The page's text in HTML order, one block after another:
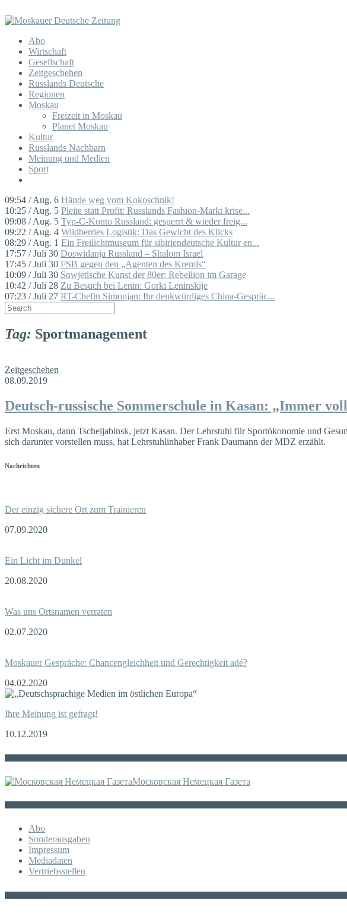
Abo
Wirtschaft
Gesellschaft
Zeitgeschehen
Russlands Deutsche
Regionen
Moskau
Freizeit in Moskau
Planet Moskau
Kultur
Russlands Nachbarn
Meinung und Medien
Sport
09:54 / Aug. 6 Hände weg vom Kokoschnik!
10:25 / Aug. 5 Pleite statt Profit: Russlands Fashion-Markt krise...
09:08 / Aug. 5 Typ-C-Konto Russland: gesperrt & wieder freig...
09:22 / Aug. 4 Wildberries Logistik: Das Gewicht des Klicks
08:29 / Aug. 1 Ein Freilichtmuseum für sibiriendeutsche Kultur en...
17:57 / Juli 30 Doswidanja Russland – Shalom Israel
17:45 / Juli 30 FSB gegen den „Agenten des Kremls“
10:09 / Juli 30 Sowjetische Kunst der 80er: Rebellion im Garage
10:42 / Juli 28 Zu Besuch bei Lenin: Gorki Leninskije
07:23 / Juli 27 RT-Chefin Simonjan: Ihr denkwürdiges China-Gespräc...
Tag: Sportmanagement
Zeitgeschehen
08.09.2019
Deutsch-russische Sommerschule in Kasan: „Immer
Erst Moskau, dann Tscheljabinsk, jetzt Kasan. Der Lehrstuhl für Sportökonomie und
sich darunter vorstellen muss, hat Lehrstuhlinhaber Frank Daumann der MDZ erzählt.
Nachrichten
Der einzig sichere Ort zum Trainieren
07.09.2020
Ein Licht im Dunkel
20.08.2020
Was uns Ortsnamen verraten
02.07.2020
Moskauer Gespräche: Chancengleichheit und Gerechtigkeit adé?
04.02.2020
Ihre Meinung ist gefragt!
10.12.2019
Московская Немецкая Газета
Abo
Sonderausgaben
Impressum
Mediadaten
Vertriebsstellen